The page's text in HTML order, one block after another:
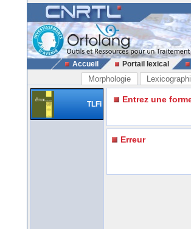
Accueil Portail lexical
Morphologie
TLFi Entrez une
Erreur